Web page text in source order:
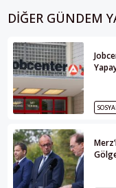
DIĞER GÜNDEM